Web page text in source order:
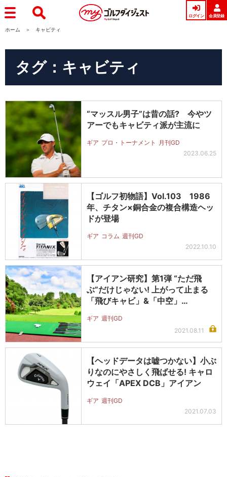
ログイン 会員登録
ホーム キャビティ
タグ：キャビティ
“マッスル男子”は昔の話? 今やツ
アーでもキャビティ派が主流に
ギア プロ・トーナメント
月刊GD
2023.06.25
【ゴルフ初物語】Vol.103 1986
年、チタン×銅合金の複合構造ヘッ
ドが登場
ギア コラム 週刊GD
2022.10.10
【アイアン研究】第1弾 “ただ飛
ぶ”だけじゃない! 上がって止まる
「飛びキャビ」&「中空」…
ギア 週刊GD
2021.08.11
【ヘッドデータは嘘つかない】小ぶ
りなのにやさしく飛ばせる! キャロ
ウェイ「APEX DCB」アイアン
ギア 週刊GD
2021.07.03